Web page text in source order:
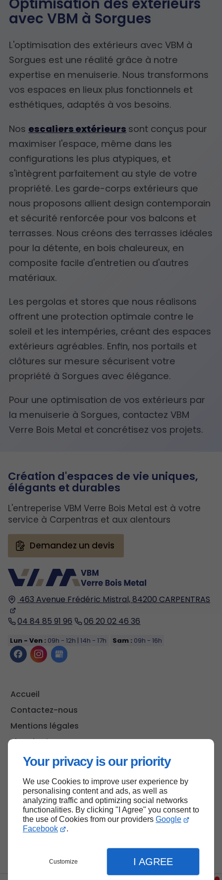
Your privacy is our priority
We use Cookies to improve user experience by
personalising content and ads, as well as
analyzing traffic and optimizing social networks
functionalities. By clicking "I Agree" you consent to
the use of Cookies from our providers Google
Facebook
.
Customize I AGREE
Optimisation des extérieurs
avec VBM à Sorgues
L'optimisation des extérieurs avec VBM à
Sorgues est une réalité grâce à notre
expertise en menuiserie. Nous transformons
vos espaces en lieux plus fonctionnels et
esthétiques, adaptés à vos besoins.
Nos escaliers extérieurs sont conçus pour
maximiser l'espace, même dans les
configurations les plus atypiques, et
s'intègrent parfaitement au style de votre
propriété. Les garde-corps extérieurs que
nous proposons allient design contemporain
et sécurité renforcée pour vos balcons et
terrasses. Nous créons des terrasses idéales
pour la détente, en bois chaleureux, en
composite facile d'entretien ou d'autres
matériaux.
Les pergolas et stores que nous réalisons
offrent une protection optimale contre le
soleil et les intempéries, créant des espaces
extérieurs agréables. Enfin, nos portails et
clôtures sur mesure sécurisent votre
propriété à Sorgues avec élégance.
Pour une optimisation de vos extérieurs par
la menuiserie à Sorgues, contactez VBM
Verre Bois Metal et concrétisez vos projets.
463 Avenue Frédéric Mistral,84200 CARPENTRAS
04 84 85 91 96
06 20 02 46 36
Lun - Ven : 09h - 12h | 14h - 17h Sam : 09h - 16h
Accueil
Contactez-nous
Mentions légales
Plan du site
Création d'espaces de vie uniques,
élégants et durables
L'entreperise VBM Verre Bois Metal est à votre
service à Carpentras et aux alentours
Demandez un devis
Haut de page